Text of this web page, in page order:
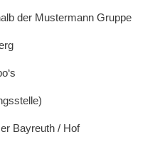
der Mustermann Gruppe
Bayreuth / Hof